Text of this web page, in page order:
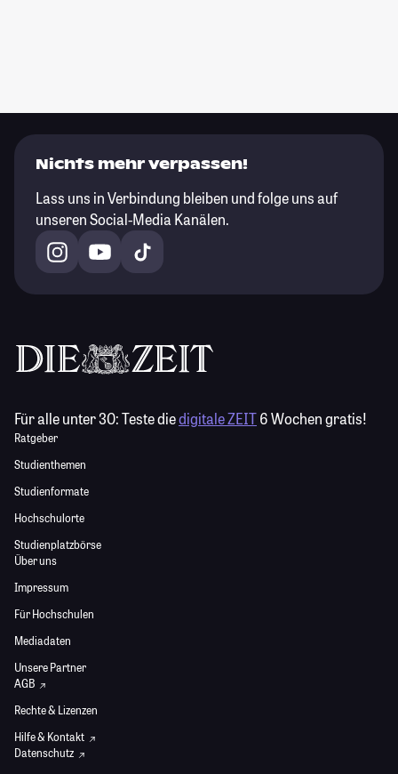
Nichts mehr verpassen!
Lass uns in Verbindung bleiben und folge uns auf
unseren Social-Media Kanälen.
Für alle unter 30:Teste diedigitale ZEIT6 Wochen gratis!
Ratgeber
Studienthemen
Studienformate
Hochschulorte
Studienplatzbörse
Über uns
Impressum
Für Hochschulen
Mediadaten
Unsere Partner
AGB
Rechte & Lizenzen
Hilfe & Kontakt
Datenschutz